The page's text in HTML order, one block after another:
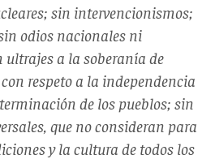
sin intervencionismos;
odios nacionales ni
ultrajes a la soberanía de
respeto a la independencia
de los pueblos; sin
que no consideran para
y la cultura de todos los